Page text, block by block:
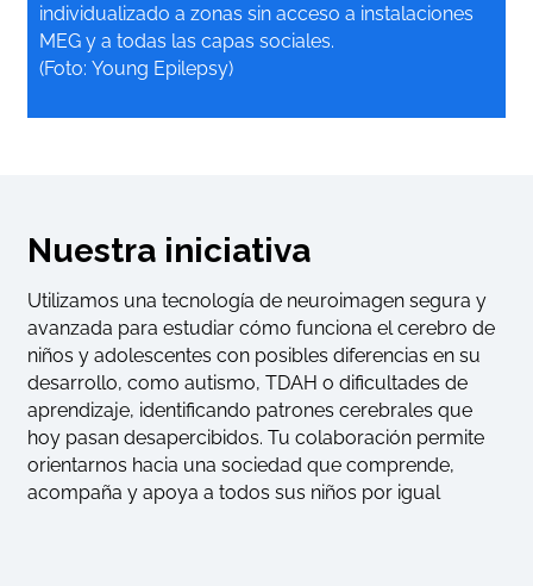
individualizado a zonas sin acceso a instalaciones
MEG y a todas las capas sociales.
(Foto: Young Epilepsy)
Nuestra iniciativa
Utilizamos una tecnología de neuroimagen segura y
avanzada para estudiar cómo funciona el cerebro de
niños y adolescentes con posibles diferencias en su
desarrollo, como autismo, TDAH o dificultades de
aprendizaje, identificando patrones cerebrales que
hoy pasan desapercibidos. Tu colaboración permite
orientarnos hacia una sociedad que comprende,
acompaña y apoya a todos sus niños por igual